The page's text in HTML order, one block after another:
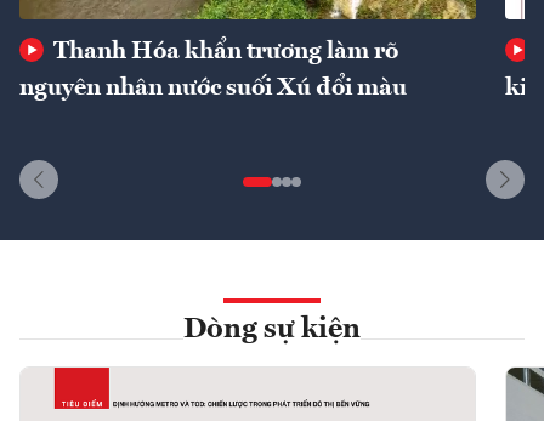
Thanh Hóa khẩn trương làm rõ
nguyên nhân nước suối Xú đổi màu
Dòng sự kiện